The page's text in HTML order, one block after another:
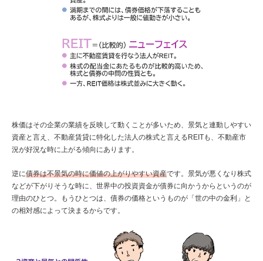
株価はその企業の業績を反映して動くことが多いため、景気と連動しやすい
資産と言え、不動産賃貸に特化した法人の株式と言えるREITも、不動産市
況が好況な時に上がる傾向にあります。
逆に債券は不景気の時に価値の上がりやすい資産です。景気が悪くなり株式
などが下がりそうな時に、世界中の投資資金が債券に向かうからというのが
理由のひとつ。もうひとつは、債券の価格というものが「世の中の金利」と
の相対感によって決まるからです。